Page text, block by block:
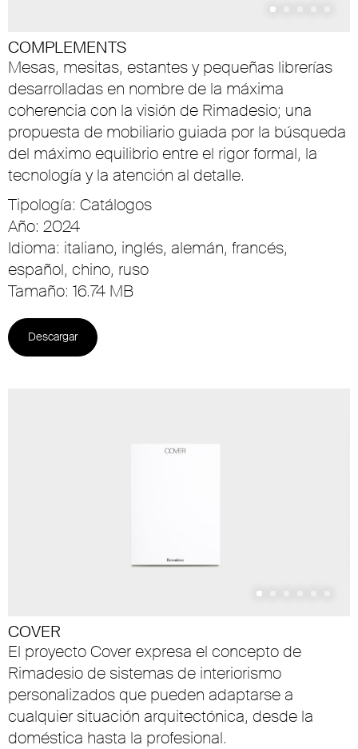
COMPLEMENTS
Mesas, mesitas, estantes y pequeñas librerías
desarrolladas en nombre de la máxima
coherencia con la visión de Rimadesio; una
propuesta de mobiliario guiada por la búsqueda
del máximo equilibrio entre el rigor formal, la
tecnología y la atención al detalle.
Tipología: Catálogos
Año: 2024
Idioma: italiano, inglés, alemán, francés,
español, chino, ruso
Tamaño: 16.74 MB
Descargar
COVER
El proyecto Cover expresa el concepto de
Rimadesio de sistemas de interiorismo
personalizados que pueden adaptarse a
cualquier situación arquitectónica, desde la
doméstica hasta la profesional.